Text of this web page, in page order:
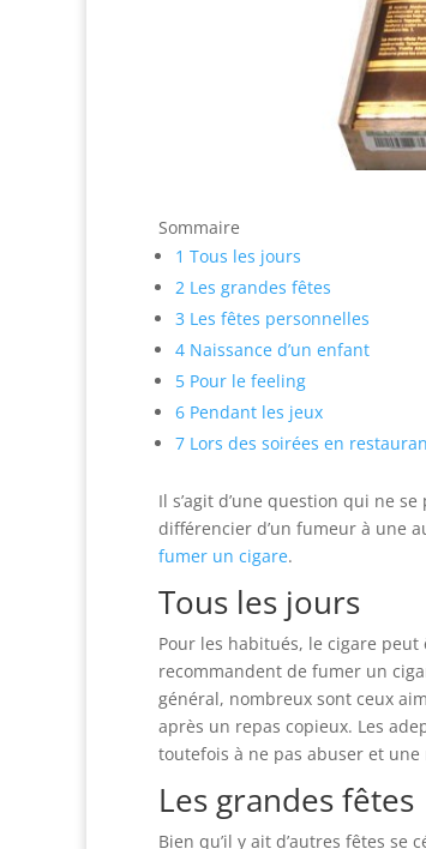
Sommaire
1 Tous les jours
2 Les grandes fêtes
3 Les fêtes personnelles
4 Naissance d’un enfant
5 Pour le feeling
6 Pendant les jeux
7 Lors des soirées en
Il s’agit d’une question qui ne
différencier d’un fumeur à une
fumer un cigare.
Tous les jours
Pour les habitués, le cigare
recommandent de fumer un
général, nombreux sont ceux
après un repas copieux. Les
toutefois à ne pas abuser et
Les grandes fêtes
Bien qu’il y ait d’autres fêtes